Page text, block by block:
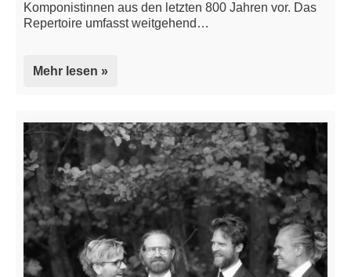
Komponistinnen aus den letzten 800 Jahren vor. Das
Repertoire umfasst weitgehend…
Mehr lesen »